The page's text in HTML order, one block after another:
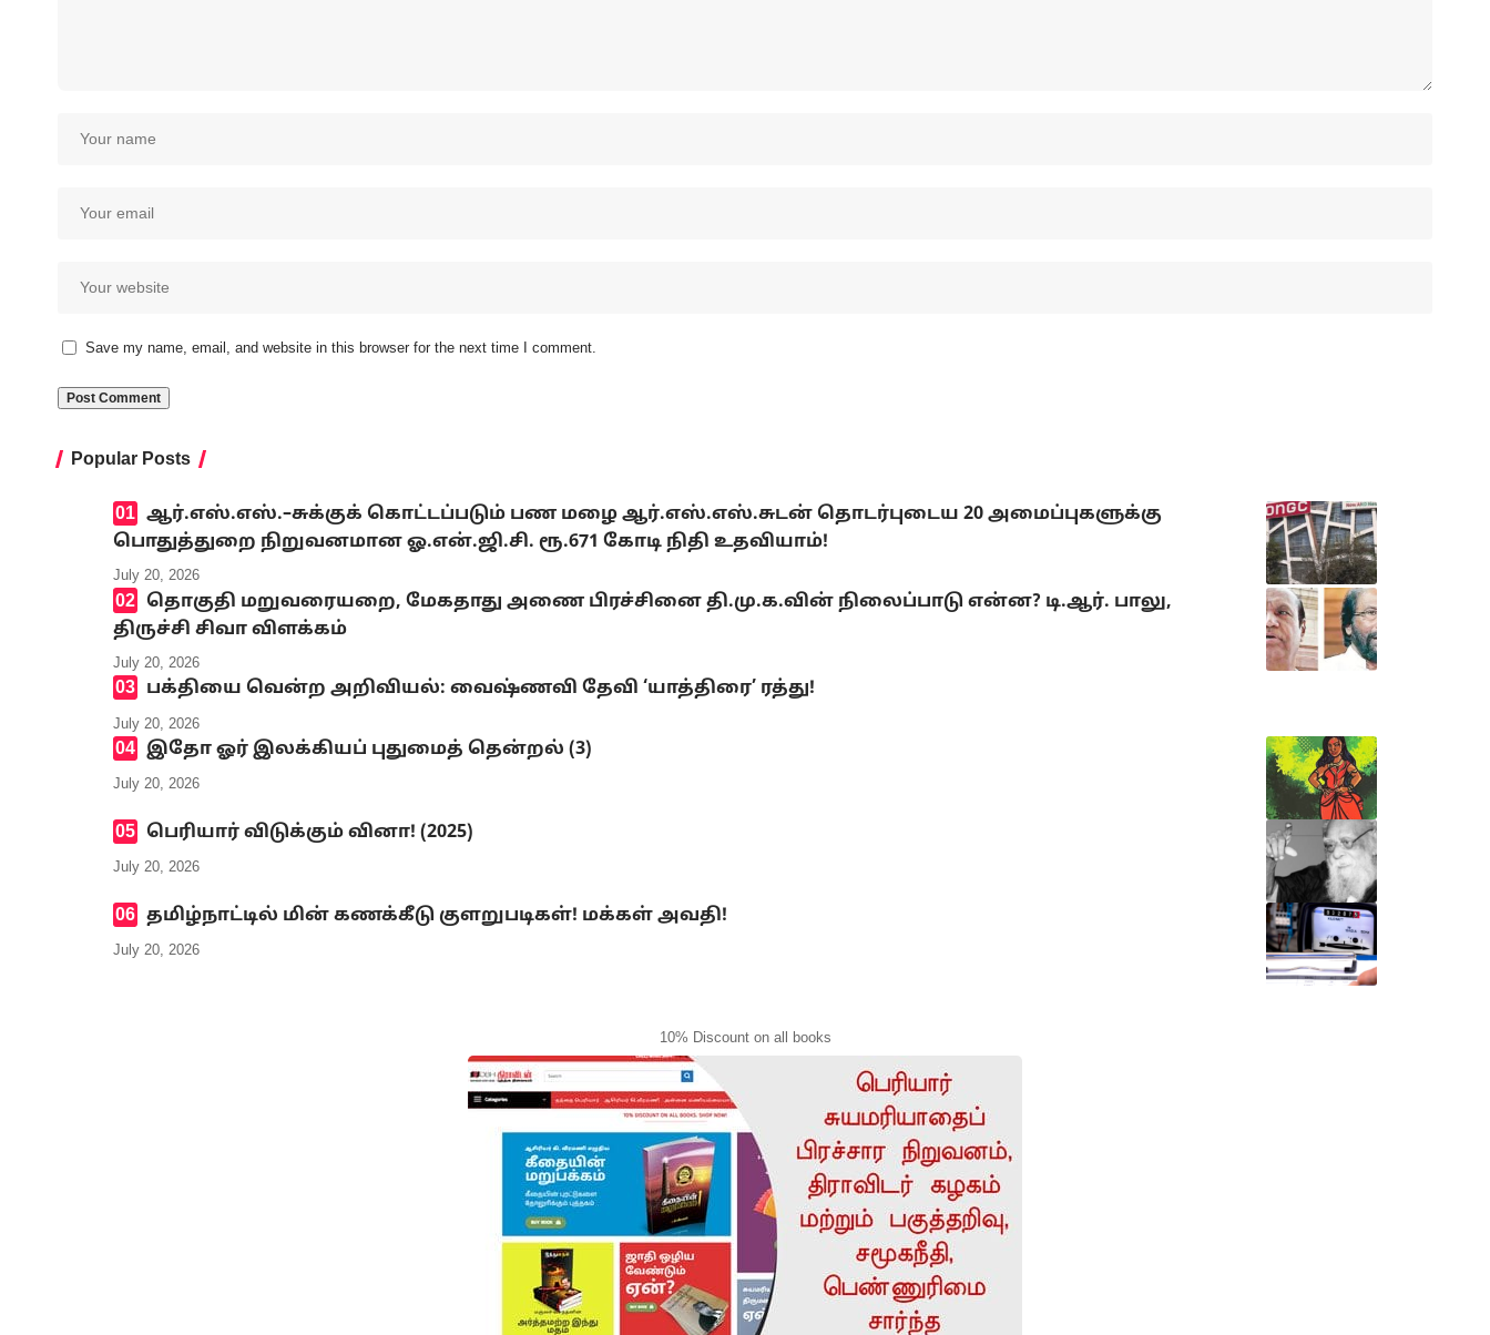
Save my name, email, and website in this browser for the next time I comment.
Popular Posts
ஆர்.எஸ்.எஸ்.–சுக்குக் கொட்டப்படும் பண மழை ஆர்.எஸ்.எஸ்.சுடன் தொடர்புடைய 20 அமைப்புகளுக்கு
பொதுத்துறை நிறுவனமான ஓ.என்.ஜி.சி. ரூ.671 கோடி நிதி உதவியாம்!
July 20, 2026
தொகுதி மறுவரையறை, மேகதாது அணை பிரச்சினை தி.மு.க.வின் நிலைப்பாடு என்ன? டி.ஆர். பாலு,
திருச்சி சிவா விளக்கம்
July 20, 2026
பக்தியை வென்ற அறிவியல்: வைஷ்ணவி தேவி ‘யாத்திரை’ ரத்து!
July 20, 2026
இதோ ஓர் இலக்கியப் புதுமைத் தென்றல் (3)
July 20, 2026
பெரியார் விடுக்கும் வினா! (2025)
July 20, 2026
தமிழ்நாட்டில் மின் கணக்கீடு குளறுபடிகள்! மக்கள் அவதி!
July 20, 2026
10% Discount on all books